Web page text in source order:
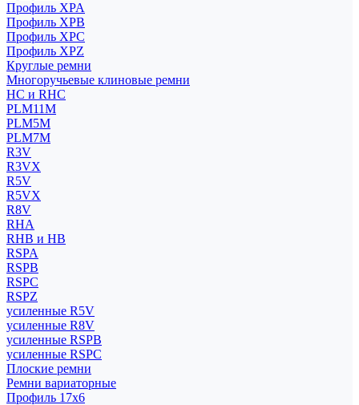
Профиль XPA
Профиль XPB
Профиль XPC
Профиль XPZ
Круглые ремни
Многоручьевые клиновые ремни
HC и RHC
PLM11M
PLM5M
PLM7M
R3V
R3VX
R5V
R5VX
R8V
RHA
RHB и HB
RSPA
RSPB
RSPC
RSPZ
усиленные R5V
усиленные R8V
усиленные RSPB
усиленные RSPC
Плоские ремни
Ремни вариаторные
Профиль 17x6